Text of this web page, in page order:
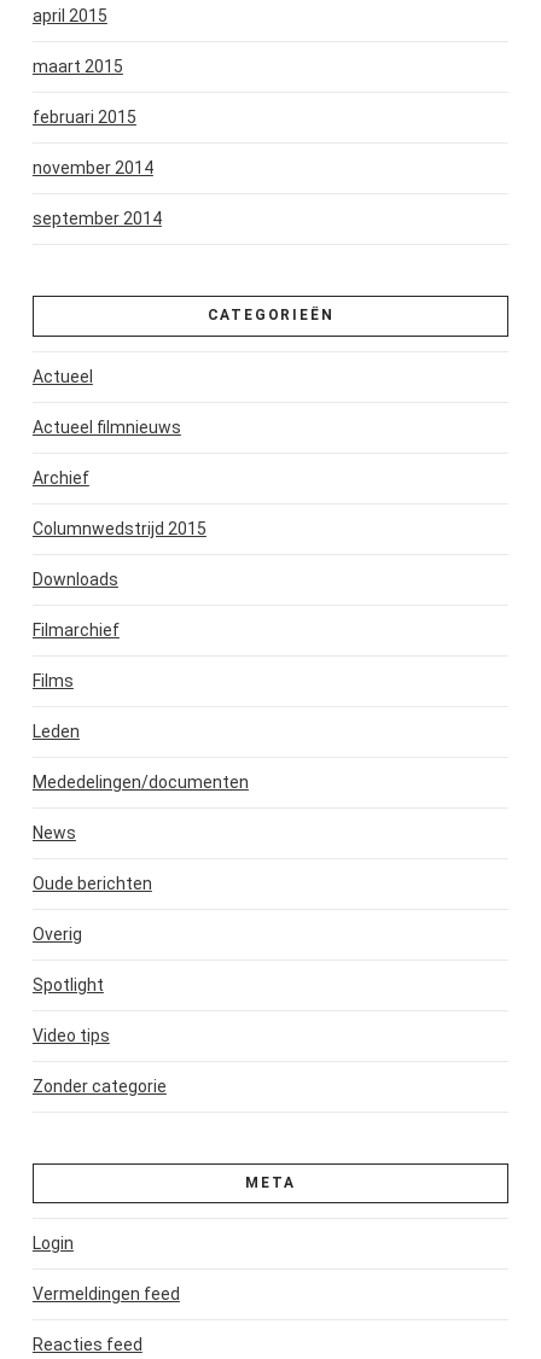
april 2015
maart 2015
februari 2015
november 2014
september 2014
CATEGORIEËN
Actueel
Actueel filmnieuws
Archief
Columnwedstrijd 2015
Downloads
Filmarchief
Films
Leden
Mededelingen/documenten
News
Oude berichten
Overig
Spotlight
Video tips
Zonder categorie
META
Login
Vermeldingen feed
Reacties feed